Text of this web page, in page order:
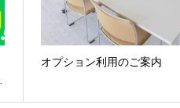
オプション利用のご案内